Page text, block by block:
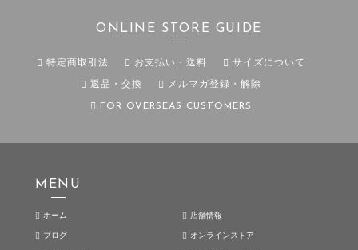
ONLINE STORE GUIDE
特定商取引法 お支払い・送料 サイズについて
返品・交換 メルマガ登録・解除
FOR OVERSEAS CUSTOMERS
MENU
ホーム 店舗情報
ブログ オンラインストア